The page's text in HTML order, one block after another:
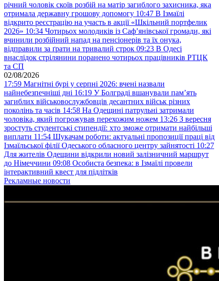
річний чоловік скоїв розбій на матір загиблого захисника, яка
отримала державну грошову допомогу 10:47 В Ізмаїлі
відкрито реєстрацію на участь в акції «Шкільний портфелик
2026» 10:34 Чотирьох молодиків із Саф’янівської громади, які
вчинили розбійний напад на пенсіонерів та їх онука,
відправили за ґрати на тривалий строк 09:23 В Одесі
внаслідок стрілянини поранено чотирьох працівників РТЦК
та СП
02/08/2026
17:59 Магнітні бурі у серпні 2026: вчені назвали
найнебезпечніші дні 16:19 У Болграді вшанували пам’ять
загиблих військовослужбовців десантних військ різних
поколінь та часів 14:58 На Одещині патрульні затримали
чоловіка, який погрожував перехожим ножем 13:26 З вересня
зростуть студентські стипендії: хто зможе отримати найбільші
виплати 11:54 Шукачам роботи: актуальні пропозиції праці від
Ізмаїльської філії Одеського обласного центру зайнятості 10:27
Для жителів Одещини відкрили новий залізничний маршрут
до Німеччини 09:08 Особиста безпека: в Ізмаїлі провели
інтерактивний квест для підлітків
Рекламные новости